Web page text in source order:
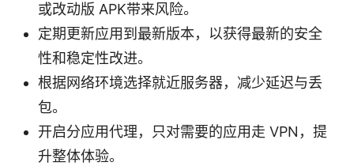
或改动版 APK带来风险。
定期更新应用到最新版本，以获得最新的安全
性和稳定性改进。
根据网络环境选择就近服务器，减少延迟与丢
包。
开启分应用代理，只对需要的应用走 VPN，提
升整体体验。